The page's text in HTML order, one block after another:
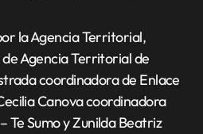
la Agencia Territorial,
Agencia Territorial de
coordinadora de Enlace
Canova coordinadora
Te Sumo y Zunilda Beatriz